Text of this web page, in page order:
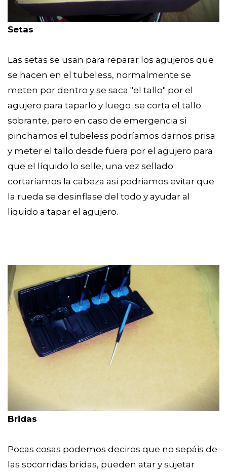
Setas
Las setas se usan para reparar los agujeros que
se hacen en el tubeless, normalmente se
meten por dentro y se saca "el tallo" por el
agujero para taparlo y luego se corta el tallo
sobrante, pero en caso de emergencia si
pinchamos el tubeless podríamos darnos prisa
y meter el tallo desde fuera por el agujero para
que el líquido lo selle, una vez sellado
cortaríamos la cabeza asi podriamos evitar que
la rueda se desinflase del todo y ayudar al
liquido a tapar el agujero.
Bridas
Pocas cosas podemos deciros que no sepáis de
las socorridas bridas, pueden atar y sujetar